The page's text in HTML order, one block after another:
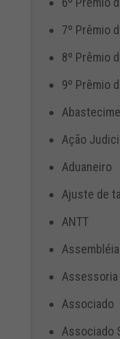
7º Prêmio
8º Prêmio
9º Prêmio
Ação
Aduaneiro
Ajuste de
ANTT
Assessoria
Associado
Associado